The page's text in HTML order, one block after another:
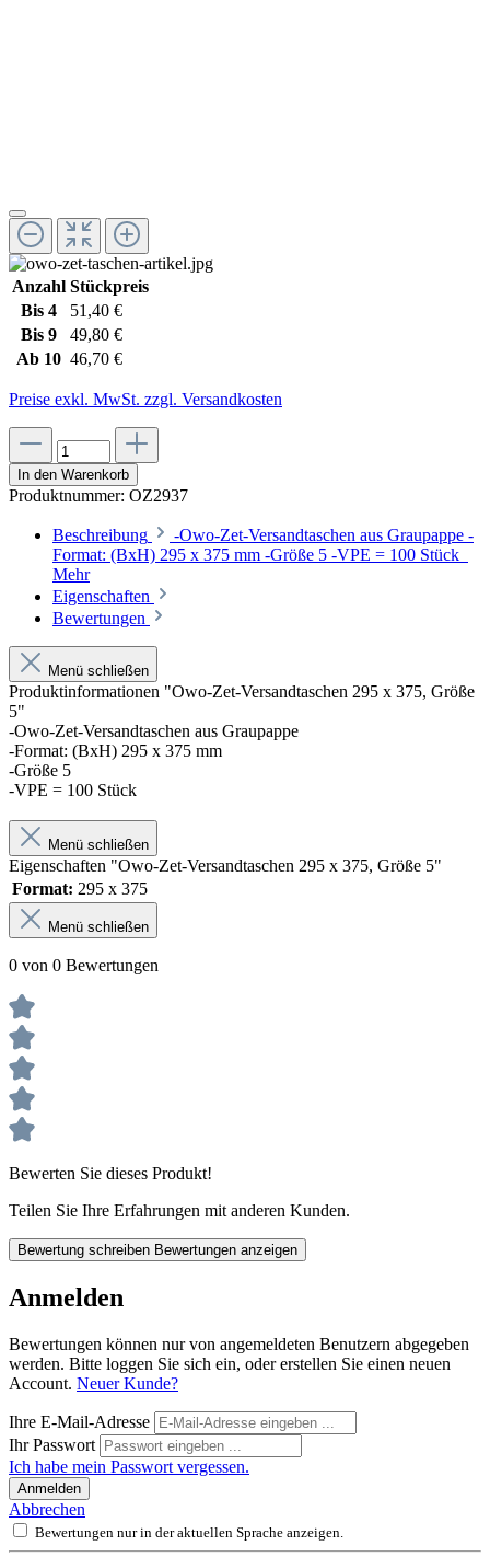
Anzahl Stückpreis
Bis 4
51,40 €
Bis 9
49,80 €
Ab 10 46,70 €
Preise exkl. MwSt. zzgl. Versandkosten
In den Warenkorb
Produktnummer: OZ2937
Beschreibung
-Owo-Zet-Versandtaschen aus Graupappe -
Format: (BxH) 295 x 375 mm -Größe 5 -VPE = 100 Stück
Mehr
Eigenschaften
Bewertungen
Menü schließen
Produktinformationen "Owo-Zet-Versandtaschen 295 x 375, Größe
5"
-Owo-Zet-Versandtaschen aus Graupappe
-Format: (BxH) 295 x 375 mm
-Größe 5
-VPE = 100 Stück
Menü schließen
Eigenschaften "Owo-Zet-Versandtaschen 295 x 375, Größe 5"
Format: 295 x 375
Menü schließen
0 von 0 Bewertungen
Bewerten Sie dieses Produkt!
Teilen Sie Ihre Erfahrungen mit anderen Kunden.
Bewertung schreiben Bewertungen anzeigen
Anmelden
Bewertungen können nur von angemeldeten Benutzern abgegeben
werden. Bitte loggen Sie sich ein, oder erstellen Sie einen neuen
Account. Neuer Kunde?
Ihre E-Mail-Adresse
Ihr Passwort
Ich habe mein Passwort vergessen.
Anmelden
Abbrechen
Bewertungen nur in der aktuellen Sprache anzeigen.